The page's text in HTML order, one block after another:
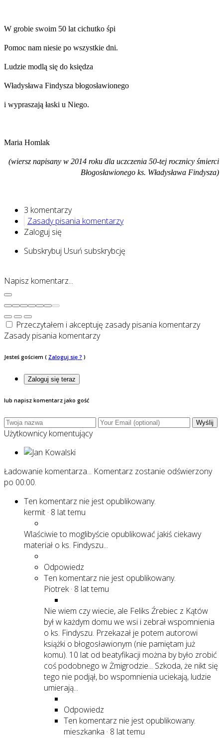
W grobie swoim 50 lat cichutko śpi
Pomoc nam niesie po wszystkie dni.
Ludzie modlą się do księdza
Władysława Findysza błogosławionego
i wypraszają łaski u Niego.
Maria Homlak
(wiersz napisany w 2014 roku dla uczczenia 50-tej rocznicy śmierci
Błogosławionego ks. Władysława Findysza)
3 komentarzy
Zasady pisania komentarzy
Zaloguj się
Subskrybuj Usuń subskrybcję
Napisz komentarz...
Przeczytałem i akceptuję zasady pisania komentarzy
Zasady pisania komentarzy
Jesteś gościem ( Zaloguj się ? )
Zaloguj się teraz
lub napisz komentarz jako gość
Wyślij
Użytkownicy komentujący
Ładowanie komentarza... Komentarz zostanie odświerzony
po 00:00.
Ten komentarz nie jest opublikowany.
kermit · 8 lat temu
Wlaściwie to moglibyście opublikować jakiś ciekawy
materiał o ks. Findyszu...
Odpowiedz
Ten komentarz nie jest opublikowany.
Piotrek · 8 lat temu
Nie wiem czy wiecie, ale Feliks Źrebiec z Kątów
był w każdym domu we wsi i zebrał wspomnienia
o ks. Findyszu. Przekazał je potem autorowi
książki o błogosławionym (nie pamiętam już
komu). 10 lat od beatyfikacji można by było zrobić
coś podobnego w Żmigrodzie... Szkoda, że nikt się
tego nie podjął, bo wspomnienia uciekają, ludzie
umierają...
Odpowiedz
Ten komentarz nie jest opublikowany.
mieszkanka · 8 lat temu